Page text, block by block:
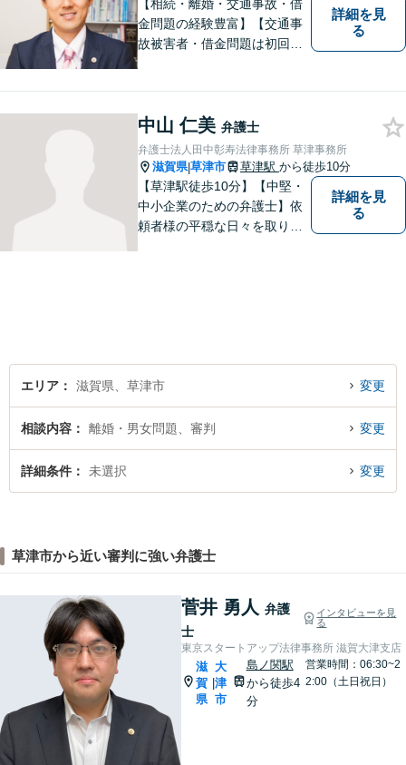
【相続・離婚・交通事故・借
金問題の経験豊富】【交通事
故被害者・借金問題は初回相
詳細を見
る
中山 仁美 弁護士
弁護士法人田中彰寿法律事務所 草津事務所
滋賀県|草津市 草津駅 から徒歩10分
【草津駅徒歩10分】【中堅・
中小企業のための弁護士】依
頼者様の平穏な日々を取り戻
詳細を見
る
エリア 滋賀県、草津市 変更
相談内容 離婚・男女問題、審判 変更
詳細条件 未選択 変更
草津市から近い審判に強い弁護士
菅井 勇人 弁護
士
インタビューを見
る
東京スタートアップ法律事務所 滋賀大津支店
滋
賀
県
|
大
津
市
島ノ関駅
から徒歩4
分
営業時間：06:30~2
2:00（土日祝日）